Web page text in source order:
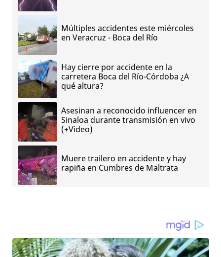
Múltiples accidentes este miércoles
en Veracruz - Boca del Río
Hay cierre por accidente en la
carretera Boca del Río-Córdoba ¿A
qué altura?
Asesinan a reconocido influencer en
Sinaloa durante transmisión en vivo
(+Video)
Muere trailero en accidente y hay
rapiña en Cumbres de Maltrata